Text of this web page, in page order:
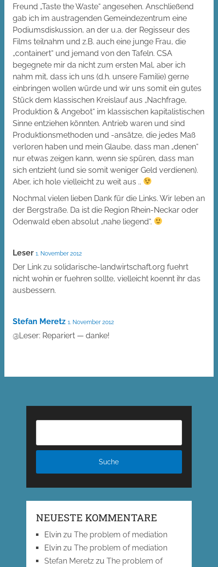
Freund „Taste the Waste“ angesehen. Anschließend
gab ich im austragenden Gemeindezentrum eine
Podiumsdiskussion, an der u.a. der Regisseur des
Films teilnahm und z.B. auch eine junge Frau, die
„containert“ und jemand von den Tafeln. CSA
begegnete mir da nicht zum ersten Mal, aber ich
nahm mit, dass ich uns (d.h. unsere Familie) gerne
einbringen wollen würde und wir uns somit ein gutes
Stück dem klassischen Kreislauf aus „Nachfrage,
Produktion & Angebot“ im klassischen kapitalistischen
Sinne entziehen könnten. Antrieb waren und sind
Produktionsmethoden und -ansätze, die jedes Maß
verloren haben und mein Glaube, dass man „denen“
nur etwas zeigen kann, wenn sie spüren, dass man
sich entzieht (und sie somit weniger Geld verdienen).
Aber, ich hole vielleicht zu weit aus ..
Nochmal vielen lieben Dank für die Links. Wir leben an
der Bergstraße. Da ist die Region Rhein-Neckar oder
Odenwald eben absolut „nahe liegend“.
Leser 1. November 2012
Der Link zu solidarische-landwirtschaft.org fuehrt
nicht wohin er fuehren sollte, vielleicht koennt ihr das
ausbessern.
Stefan Meretz 1. November 2012
@Leser: Repariert — danke!
NEUESTE KOMMENTARE
Elvinzu The problem of mediation
Elvinzu The problem of mediation
Stefan Meretzzu The problem of